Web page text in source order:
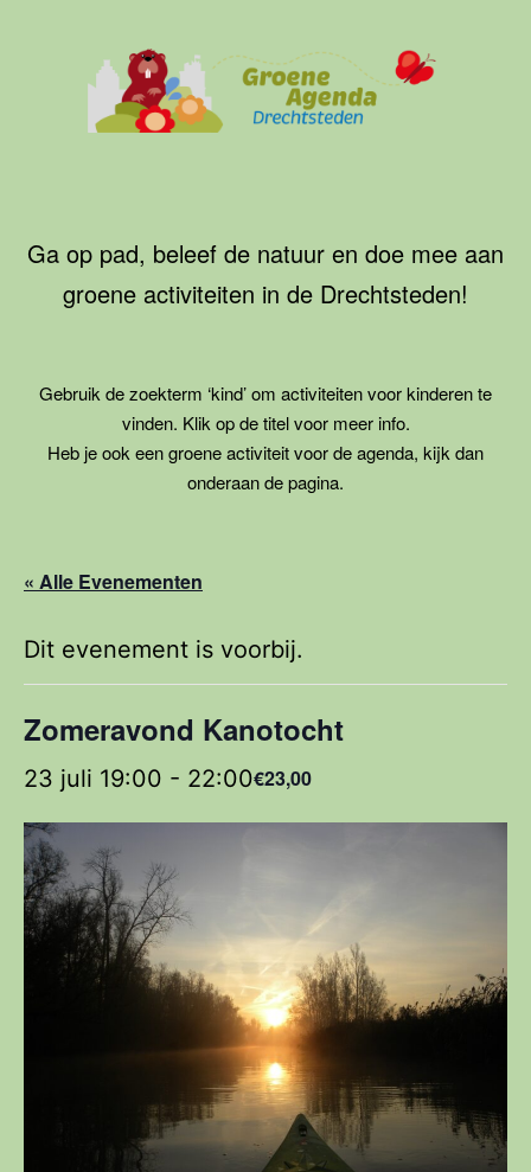
Drechtsteden
Ga op pad, beleef de natuur en doe mee aan
groene activiteiten in de Drechtsteden!
Gebruik de zoekterm ‘kind’ om activiteiten voor kinderen te
vinden. Klik op de titel voor meer info.
Heb je ook een groene activiteit voor de agenda, kijk dan
onderaan de pagina.
« Alle Evenementen
Dit evenement is voorbij.
Zomeravond Kanotocht
23 juli 19:00 - 22:00€23,00